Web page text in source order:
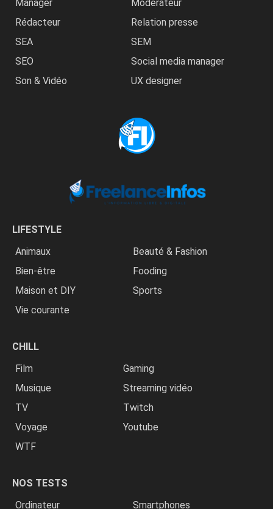
Manager
Modérateur
Rédacteur
Relation presse
SEA
SEM
SEO
Social media manager
Son & Vidéo
UX designer
LIFESTYLE
Animaux
Beauté & Fashion
Bien-être
Fooding
Maison et DIY
Sports
Vie courante
CHILL
Film
Gaming
Musique
Streaming vidéo
TV
Twitch
Voyage
Youtube
WTF
NOS TESTS
Ordinateur
Smartphones